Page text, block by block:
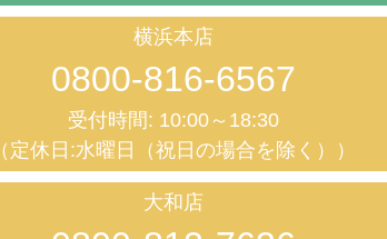
横浜本店
0800-816-6567
受付時間: 10:00～18:30
（定休日:水曜日（祝日の場合を除く））
大和店